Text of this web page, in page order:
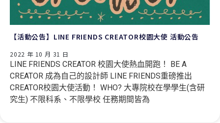
【活動公告】LINE FRIENDS CREATOR校園大使 活動公告
2022 年 10 月 31 日
LINE FRIENDS CREATOR 校園大使熱血開跑！ BE A
CREATOR 成為自己的設計師 LINE FRIENDS重磅推出
CREATOR校園大使活動！ WHO? 大專院校在學學生(含研
究生) 不限科系、不限學校 任務期間皆為